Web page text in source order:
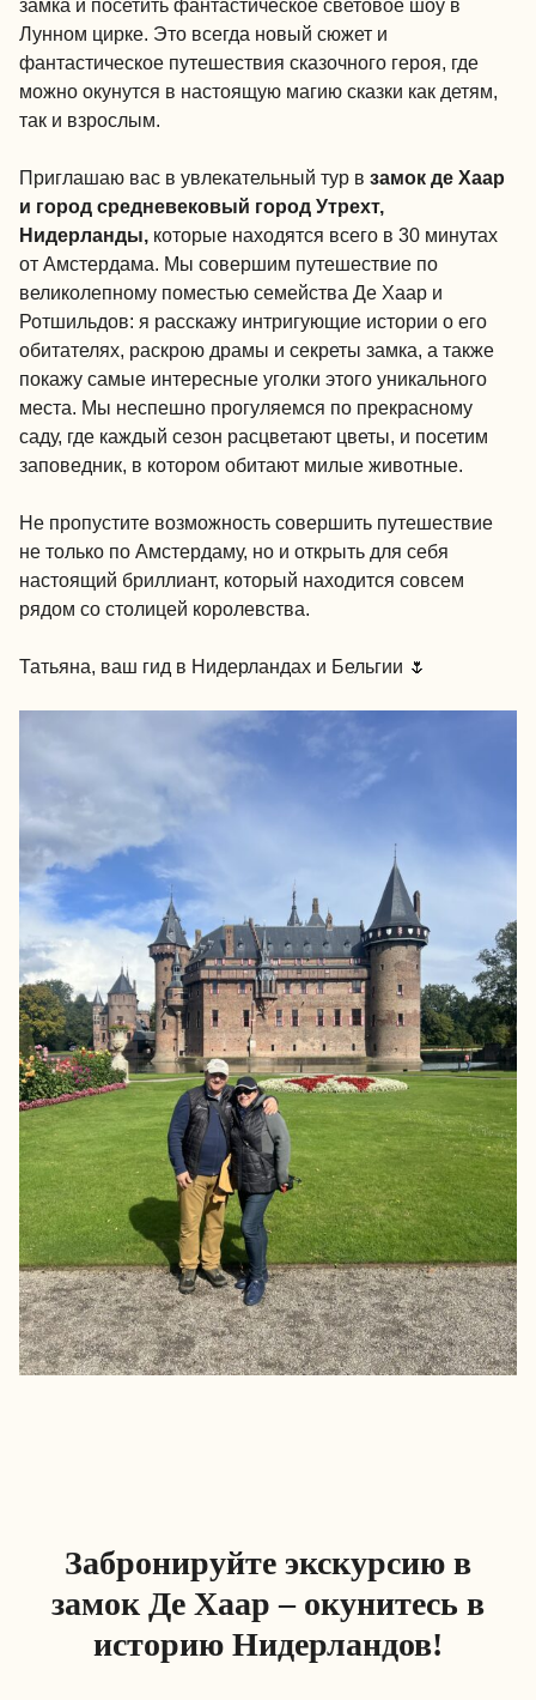
замка и посетить фантастическое световое шоу в
Лунном цирке. Это всегда новый сюжет и
фантастическое путешествия сказочного героя, где
можно окунутся в настоящую магию сказки как детям,
так и взрослым.
Приглашаю вас в увлекательный тур в замок де Хаар
и город средневековый город Утрехт,
Нидерланды, которые находятся всего в 30 минутах
от Амстердама. Мы совершим путешествие по
великолепному поместью семейства Де Хаар и
Ротшильдов: я расскажу интригующие истории о его
обитателях, раскрою драмы и секреты замка, а также
покажу самые интересные уголки этого уникального
места. Мы неспешно прогуляемся по прекрасному
саду, где каждый сезон расцветают цветы, и посетим
заповедник, в котором обитают милые животные.
Не пропустите возможность совершить путешествие
не только по Амстердаму, но и открыть для себя
настоящий бриллиант, который находится совсем
рядом со столицей королевства.
Татьяна, ваш гид в Нидерландах и Бельгии 🌷
Забронируйте экскурсию в
замок Де Хаар – окунитесь в
историю Нидерландов!